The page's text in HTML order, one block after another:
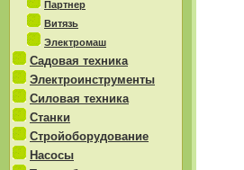
Партнер
Витязь
Электромаш
Садовая техника
Электроинструменты
Силовая техника
Станки
Стройоборудование
Насосы